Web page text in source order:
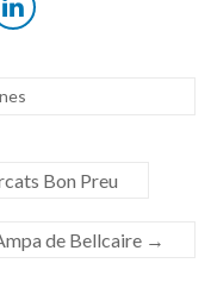
Bon Preu
de Bellcaire →